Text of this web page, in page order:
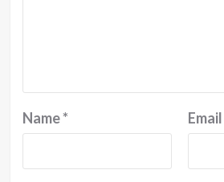
Name* Email